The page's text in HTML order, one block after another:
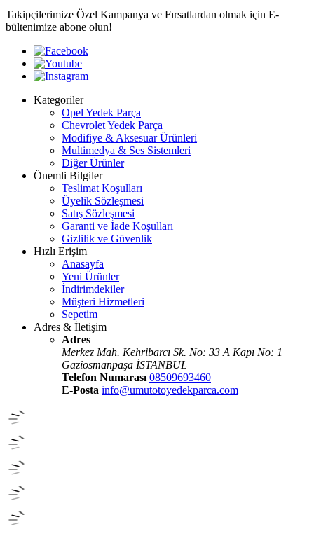
Takipçilerimize Özel Kampanya ve Fırsatlardan olmak için E-
bültenimize abone olun!
Kategoriler
Opel Yedek Parça
Chevrolet Yedek Parça
Modifiye & Aksesuar Ürünleri
Multimedya & Ses Sistemleri
Diğer Ürünler
Önemli Bilgiler
Teslimat Koşulları
Üyelik Sözleşmesi
Satış Sözleşmesi
Garanti ve İade Koşulları
Gizlilik ve Güvenlik
Hızlı Erişim
Anasayfa
Yeni Ürünler
İndirimdekiler
Müşteri Hizmetleri
Sepetim
Adres & İletişim
Adres
Merkez Mah. Kehribarcı Sk. No: 33 A Kapı No: 1
Gaziosmanpaşa İSTANBUL
Telefon Numarası 08509693460
E-Posta info@umutotoyedekparca.com